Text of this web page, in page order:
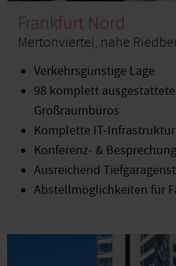
Frankfurt Nord
Mertonviertel, nahe
Verkehrsgünstige Lage
98 komplett
Großraumbüros
Komplette IT-
Konferenz- &
Ausreichend
Abstellmöglichkeiten für